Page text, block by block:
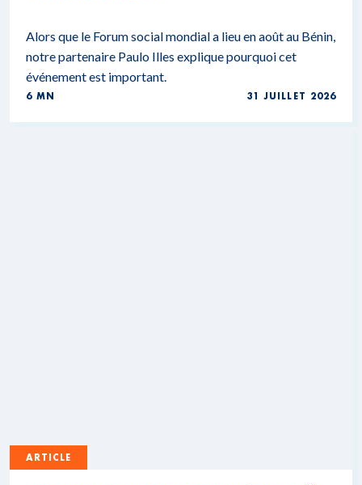
Alors que le Forum social mondial a lieu en août au Bénin,
notre partenaire Paulo Illes explique pourquoi cet
événement est important.
6 MN 31 JUILLET 2026
ARTICLE